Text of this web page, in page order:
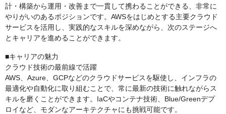
計・構築から運用・改善まで一貫して携わることができる、非常に
やりがいのあるポジションです。AWSをはじめとする主要クラウド
サービスを活用し、実践的なスキルを深めながら、次のステージへ
とキャリアを進めることができます。
■キャリアの魅力
クラウド技術の最前線で活躍
AWS、Azure、GCPなどのクラウドサービスを駆使し、インフラの
最適化や自動化に取り組むことで、常に最新の技術に触れながらス
キルを磨くことができます。IaCやコンテナ技術、Blue/Greenデプ
ロイなど、モダンなアーキテクチャにも挑戦可能です。